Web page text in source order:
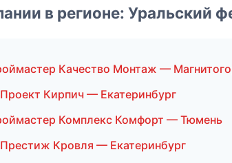
в регионе: Уральский
Качество Монтаж —
Кирпич — Екатеринбург
Комплекс Комфорт — Тюмень
Кровля — Екатеринбург